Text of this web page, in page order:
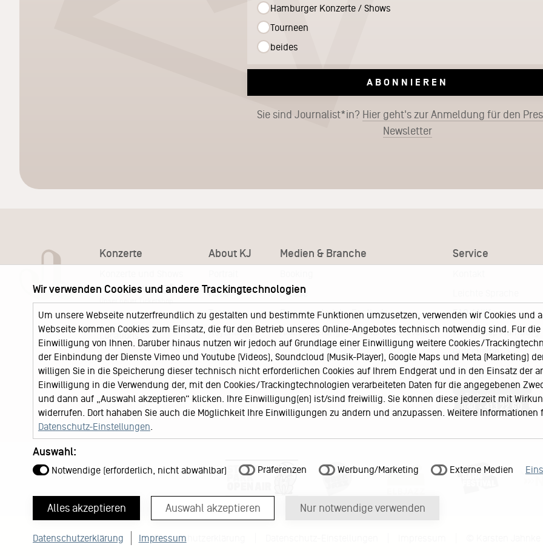
Hamburger Konzerte / Shows
Tourneen
beides
ABONNIEREN
Sie sind Journalist*in? Hier geht's zur Anmeldung für den
Newsletter
Konzerte
KJ Ticketshop
Unser neuer Ticketshop
News
Locations
About KJ
KJ60
Team
Keychange
Jobs
Medien & Branche
Presse
Pressematerial – Festivals
Akkreditierungsformular – Festivals
Service
FAQ / Hilfe
Ticketshop Hamburg
Gutscheine
Callback-Service
Ticketservice
040 - 413 22 60
Datenschutzerklärung
Wir verwenden Cookies und andere Trackingtechnologien
Um unsere Webseite nutzerfreundlich zu gestalten und bestimmte Funktionen umzusetzen, verwenden wir Cookies und
Webseite kommen Cookies zum Einsatz, die für den Betrieb unseres Online-Angebotes technisch notwendig sind. Für
Einwilligung von Ihnen. Darüber hinaus nutzen wir jedoch auf Grundlage einer Einwilligung weitere Cookies/
der Einbindung der Dienste Vimeo und Youtube (Videos), Soundcloud (Musik-Player), Google Maps und Meta (Marketing)
willigen Sie in die Speicherung dieser technisch nicht erforderlichen Cookies auf Ihrem Endgerät und in den Einsatz der
Einwilligung in die Verwendung der, mit den Cookies/Trackingtechnologien verarbeiteten Daten für die angegebenen
und dann auf „Auswahl akzeptieren“ klicken. Ihre Einwilligung(en) ist/sind freiwillig. Sie können diese jederzeit mit
widerrufen. Dort hahaben Sie auch die Möglichkeit Ihre Einwilligungen zu ändern und anzupassen. Weitere
Datenschutz-Einstellungen
Auswahl:
Notwendige (erforderlich, nicht abwählbar) Präferenzen Werbung/Marketing Externe Medien
Alles akzeptieren Auswahl akzeptieren Nur notwendige verwenden
Datenschutzerklärung Impressum